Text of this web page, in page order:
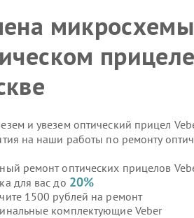
и увезем оптический прицел
на наши работы по ремонту
ремонт оптических прицелов
для вас до 20%
1500 рублей на ремонт
комплектующие Veber